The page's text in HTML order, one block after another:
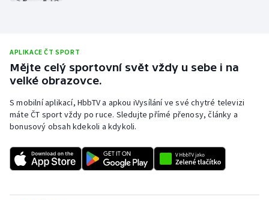
Ragby
Rychlobruslení
Rychlostní kanoistika
Sportovní střelba
Stolní tenis
APLIKACE ČT SPORT
Mějte celý sportovní svět vždy u sebe i na
velké obrazovce.
S mobilní aplikací, HbbTV a apkou iVysílání ve své chytré televizi
máte ČT sport vždy po ruce. Sledujte přímé přenosy, články a
bonusový obsah kdekoli a kdykoli.